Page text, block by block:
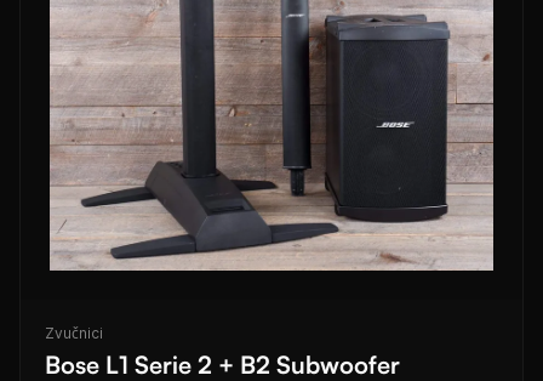
Zvučnici
Bose L1 Serie 2 + B2 Subwoofer